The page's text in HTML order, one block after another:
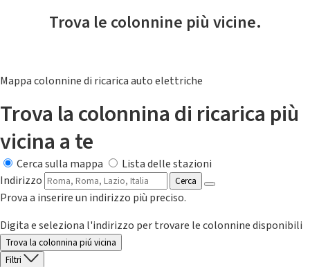
Trova le colonnine più vicine.
Mappa colonnine di ricarica auto elettriche
Trova la colonnina di ricarica più
vicina a te
Cerca sulla mappa
Lista delle stazioni
Indirizzo
Cerca
Prova a inserire un indirizzo più preciso.
Digita e seleziona l'indirizzo per trovare le colonnine disponibili
Trova la colonnina piú vicina
Filtri